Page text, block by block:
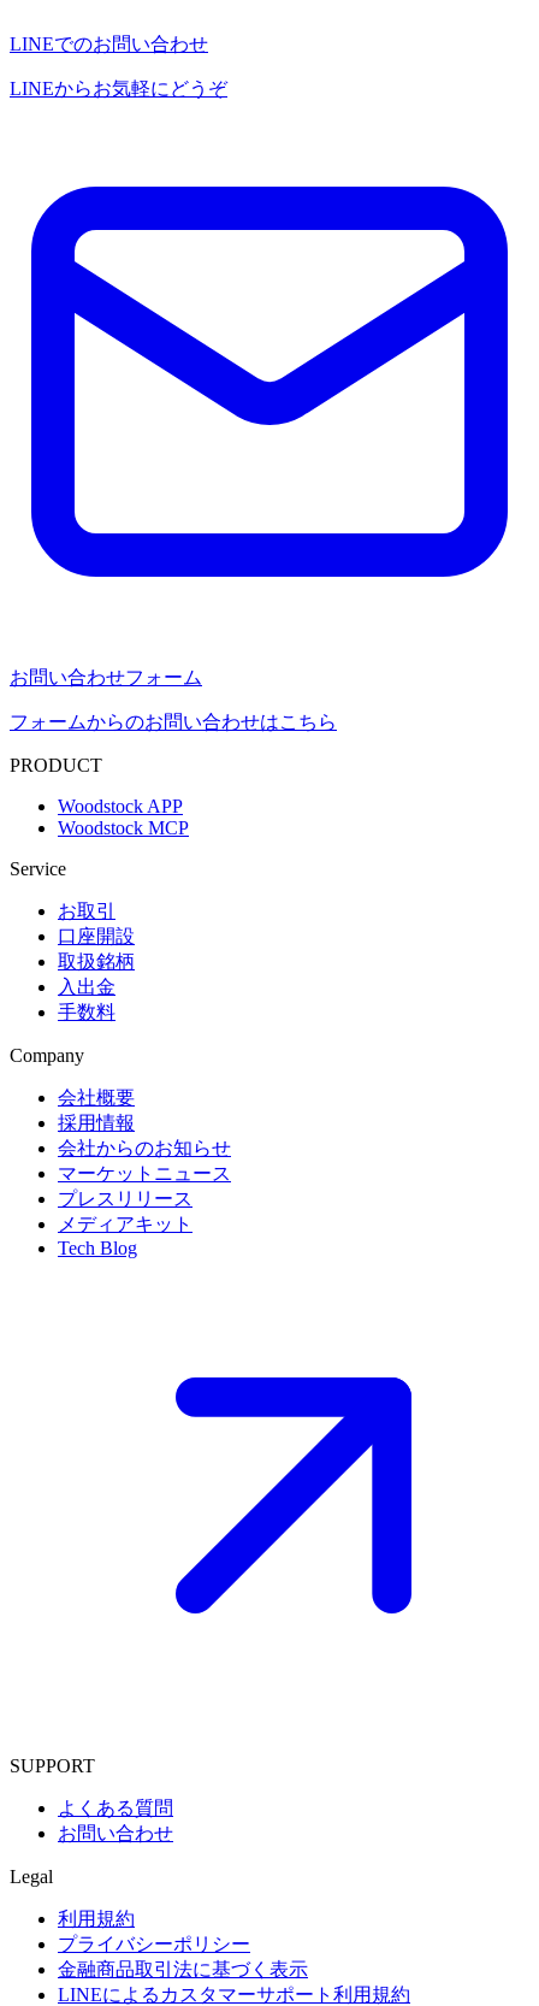
LINEでのお問い合わせ
LINEからお気軽にどうぞ
お問い合わせフォーム
フォームからのお問い合わせはこちら
PRODUCT
Woodstock APP
Woodstock MCP
Service
お取引
口座開設
取扱銘柄
入出金
手数料
Company
会社概要
採用情報
会社からのお知らせ
マーケットニュース
プレスリリース
メディアキット
Tech Blog
SUPPORT
よくある質問
お問い合わせ
Legal
利用規約
プライバシーポリシー
金融商品取引法に基づく表示
LINEによるカスタマーサポート利用規約